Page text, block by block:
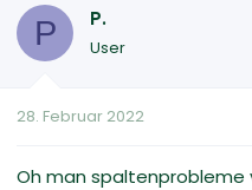
P P.
User
28. Februar 2022
Oh man spaltenprobleme